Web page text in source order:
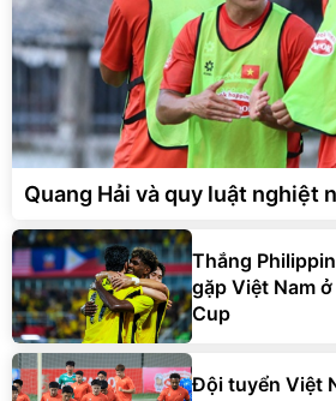
Quang Hải và quy luật nghiệt
Thắng
gặp Việt Nam
Cup
Đội tuyển Việt